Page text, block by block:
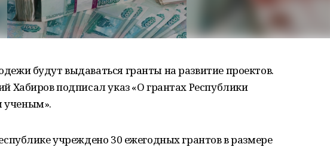
будут выдаваться гранты на развитие проектов.
Хабиров подписал указ «О грантах Республики
ученым».
учреждено 30 ежегодных грантов в размере